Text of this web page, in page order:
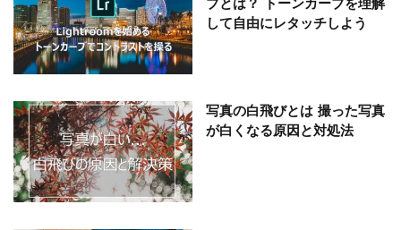
ブとは？ トーンカーブを理解
して自由にレタッチしよう
写真の白飛びとは 撮った写真
が白くなる原因と対処法